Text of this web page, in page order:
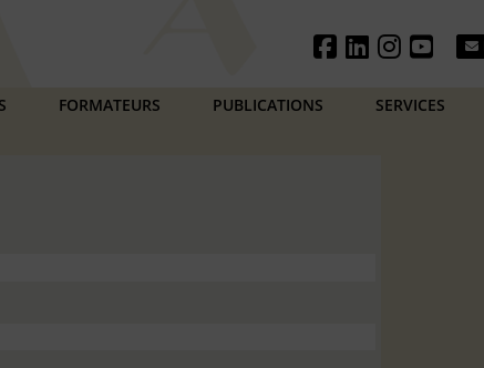
FORMATEURS PUBLICATIONS SERVICES